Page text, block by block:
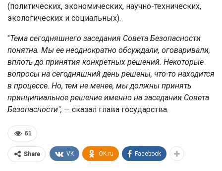
(политических, экономических, научно-технических,
экологических и социальных).
"Тема сегодняшнего заседания Совета Безопасности
понятна. Мы ее неоднократно обсуждали, оговаривали,
вплоть до принятия конкретных решений. Некоторые
вопросы на сегодняшний день решены, что-то находится
в процессе. Но, тем не менее, мы должны принять
принципиальное решение именно на заседании Совета
Безопасности", — сказал глава государства.
61
Share VK OK.ru Facebook